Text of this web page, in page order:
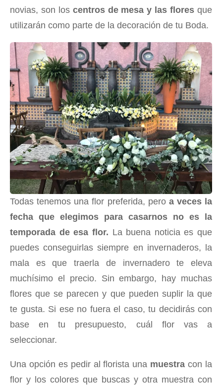
novias, son los centros de mesa y las flores que
utilizarán como parte de la decoración de tu Boda.
Todas tenemos una flor preferida, pero a veces la
fecha que elegimos para casarnos no es la
temporada de esa flor. La buena noticia es que
puedes conseguirlas siempre en invernaderos, la
mala es que traerla de invernadero te eleva
muchísimo el precio. Sin embargo, hay muchas
flores que se parecen y que pueden suplir la que
te gusta. Si ese no fuera el caso, tu decidirás con
base en tu presupuesto, cuál flor vas a
seleccionar.
Una opción es pedir al florista una muestra con la
flor y los colores que buscas y otra muestra con